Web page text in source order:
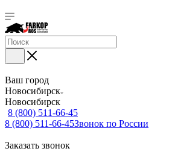
Ваш город
Новосибирск
Новосибирск
8 (800) 511-66-45
8 (800) 511-66-45Звонок по России
Заказать звонок